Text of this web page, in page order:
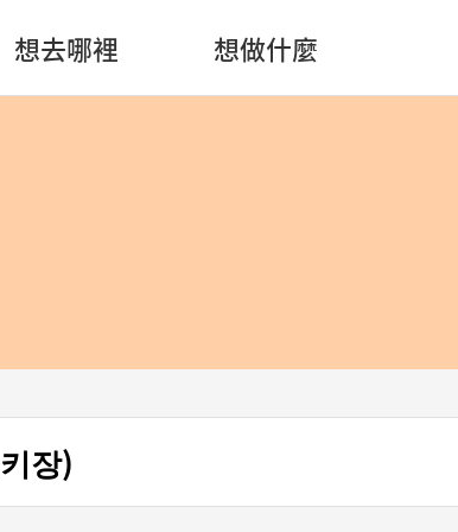
想去哪裡 想做什麼
장)